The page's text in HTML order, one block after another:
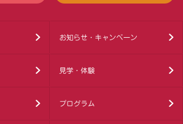
お知らせ・キャンペーン
見学・体験
プログラム